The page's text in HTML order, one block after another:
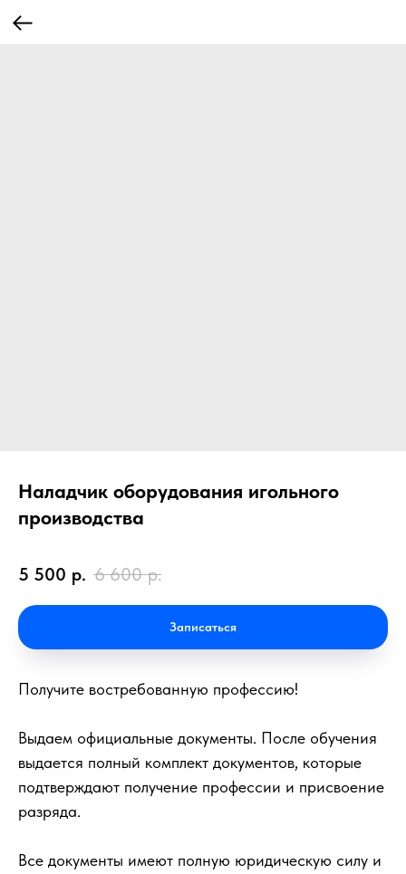
Наладчик оборудования игольного
производства
5 500 р. 6 600 р.
Записаться
Получите востребованную профессию!
Выдаем официальные документы. После обучения
выдается полный комплект документов, которые
подтверждают получение профессии и присвоение
разряда.
Все документы имеют полную юридическую силу и